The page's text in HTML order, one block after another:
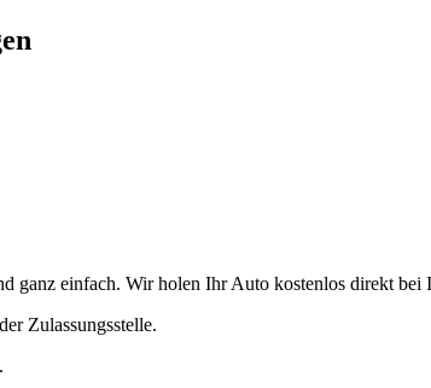
einfach. Wir holen Ihr Auto kostenlos direkt bei
Zulassungsstelle.